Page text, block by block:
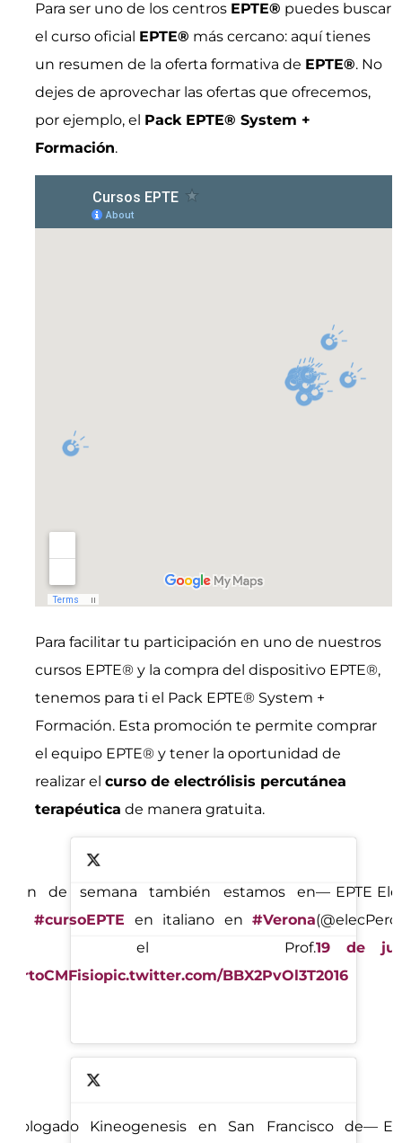
Para ser uno de los centros EPTE® puedes buscar
el curso oficial EPTE® más cercano: aquí tienes
un resumen de la oferta formativa de EPTE®. No
dejes de aprovechar las ofertas que ofrecemos,
por ejemplo, el Pack EPTE® System +
Formación.
Para facilitar tu participación en uno de nuestros
cursos EPTE® y la compra del dispositivo EPTE®,
tenemos para ti el Pack EPTE® System +
Formación. Esta promoción te permite comprar
el equipo EPTE® y tener la oportunidad de
realizar el curso de electrólisis percutánea
terapéutica de manera gratuita.
fin de semana también estamos en
.#cursoEPTE en italiano en#Verona
el Prof.
pic.twitter.com/BBX2PvOl3T
— EPTE
19 de
2016
Kineogenesis en San Francisco de—